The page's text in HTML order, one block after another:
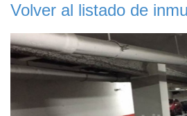
Volver al listado de